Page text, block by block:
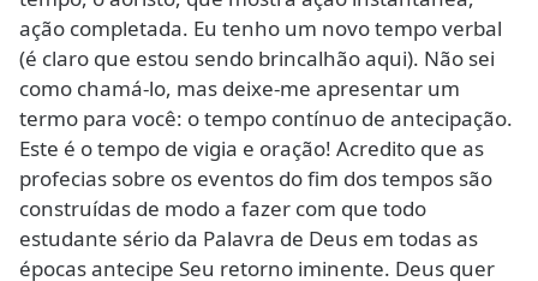
ação completada. Eu tenho um novo tempo verbal
(é claro que estou sendo brincalhão aqui). Não sei
como chamá-lo, mas deixe-me apresentar um
termo para você: o tempo contínuo de antecipação.
Este é o tempo de vigia e oração! Acredito que as
profecias sobre os eventos do fim dos tempos são
construídas de modo a fazer com que todo
estudante sério da Palavra de Deus em todas as
épocas antecipe Seu retorno iminente. Deus quer